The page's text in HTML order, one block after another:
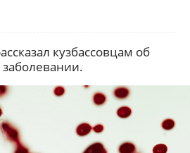
кузбассовцам об